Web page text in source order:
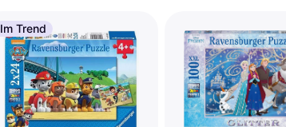
Im Trend